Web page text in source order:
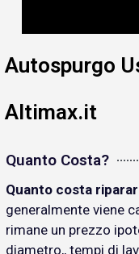
Autospurgo
Altimax.it
Quanto Costa?
Quanto costa
generalmente viene
rimane un prezzo
diametro,, tempi di